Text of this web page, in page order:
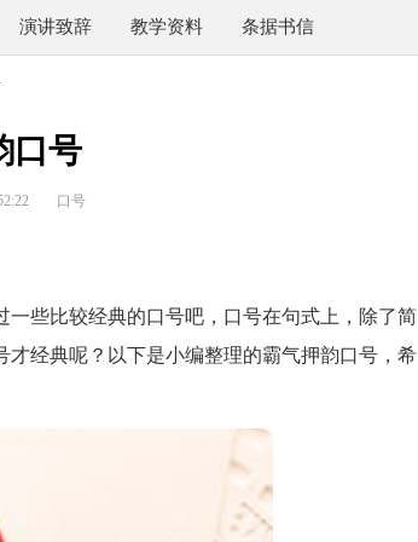
演讲致辞 教学资料 条据书信
口号
口号
些比较经典的口号吧，口号在句式上，除了简
经典呢？以下是小编整理的霸气押韵口号，希